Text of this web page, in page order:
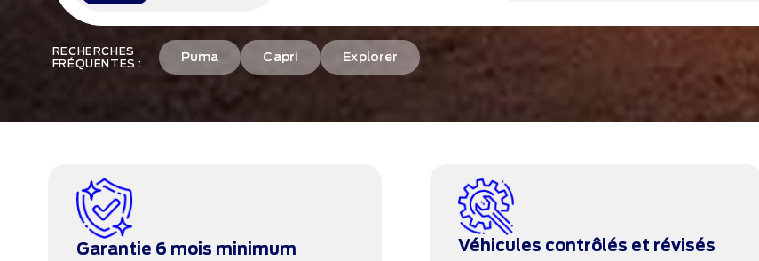
RECHERCHES
FRÉQUENTES :
Puma Capri Explorer
Garantie 6 mois minimum Véhicules contrôlés et révisés